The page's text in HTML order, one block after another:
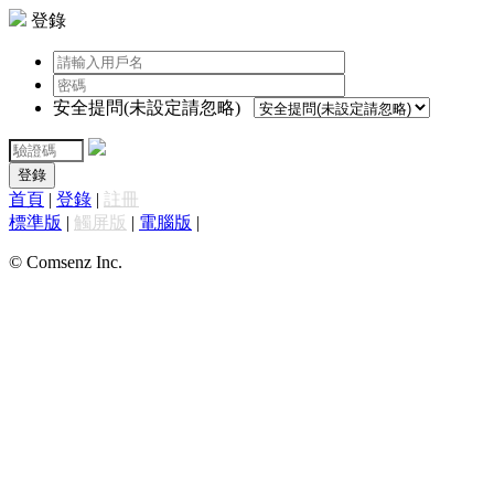
登錄
安全提問(未設定請忽略)
登錄
首頁 | 登錄 | 註冊
標準版 | 觸屏版 | 電腦版 |
© Comsenz Inc.